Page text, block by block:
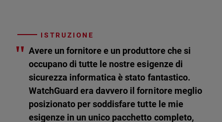
ISTRUZIONE
" Avere un fornitore e un produttore che si
occupano di tutte le nostre esigenze di
sicurezza informatica è stato fantastico.
WatchGuard era davvero il fornitore meglio
posizionato per soddisfare tutte le mie
esigenze in un unico pacchetto completo,